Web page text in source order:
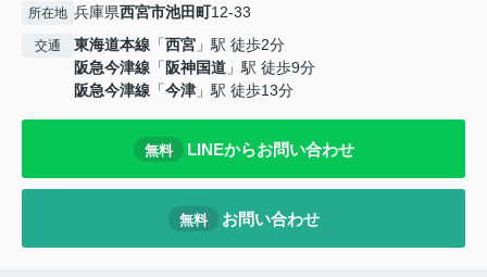
所在地 兵庫県西宮市池田町12-33
交通 東海道本線 「西宮 」駅 徒歩2分
阪急今津線 「 阪神国道 」駅 徒歩9分
阪急今津線 「今津 」駅 徒歩13分
無料 LINEからお問い合わせ
無料 お問い合わせ